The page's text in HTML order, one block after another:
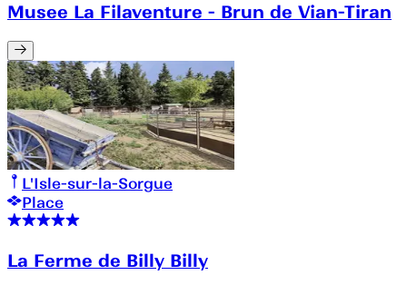
Musee La Filaventure - Brun de Vian-Tiran
L'Isle-sur-la-Sorgue
Place
La Ferme de Billy Billy